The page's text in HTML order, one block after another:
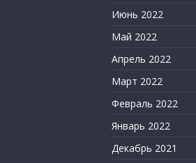
Июнь 2022
Май 2022
Апрель 2022
Март 2022
Февраль 2022
Январь 2022
Декабрь 2021